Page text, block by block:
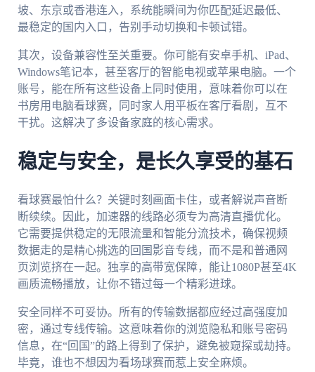
坡、东京或香港连入，系统能瞬间为你匹配延迟最低、
最稳定的国内入口，告别手动切换和卡顿试错。
其次，设备兼容性至关重要。你可能有安卓手机、iPad、
Windows笔记本，甚至客厅的智能电视或苹果电脑。一个
账号，能在所有这些设备上同时使用，意味着你可以在
书房用电脑看球赛，同时家人用平板在客厅看剧，互不
干扰。这解决了多设备家庭的核心需求。
稳定与安全，是长久享受的基石
看球赛最怕什么？关键时刻画面卡住，或者解说声音断
断续续。因此，加速器的线路必须专为高清直播优化。
它需要提供稳定的无限流量和智能分流技术，确保视频
数据走的是精心挑选的回国影音专线，而不是和普通网
页浏览挤在一起。独享的高带宽保障，能让1080P甚至4K
画质流畅播放，让你不错过每一个精彩进球。
安全同样不可妥协。所有的传输数据都应经过高强度加
密，通过专线传输。这意味着你的浏览隐私和账号密码
信息，在“回国”的路上得到了保护，避免被窥探或劫持。
毕竟，谁也不想因为看场球赛而惹上安全麻烦。